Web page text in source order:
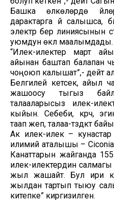
Башка өлкөлөрдө
дарактарга үй салышса,
электр берүү линиясынын
уюмдун өкүлү маалымдады.
“Илек-илектер март
айынан баштап балапан
чоңоюп калышат”,- дейт
Белгилей кетсек, айыл
жашоосу тыгыз
талааларысыз илек-
кыйын. Себеби, күрүч,
таап жеп, талаа-түздүктү
Ак илек-илек – кунастар
илимий аталышы –
Канаттарын жайганда
илек-илектердин
жыл жашайт. Бул ири
жылдан тартып тыюу
китепке” киргизилген.